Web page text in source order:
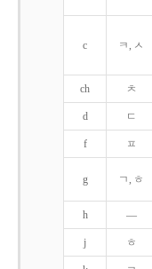
c ㅋ, ㅅ
ch ㅊ
d ㄷ
f ㅍ
g ㄱ, ㅎ
h ―
j ㅎ